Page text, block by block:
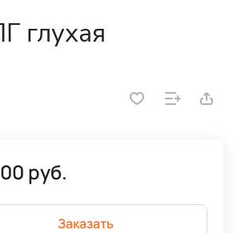
глухая
руб.
Заказать